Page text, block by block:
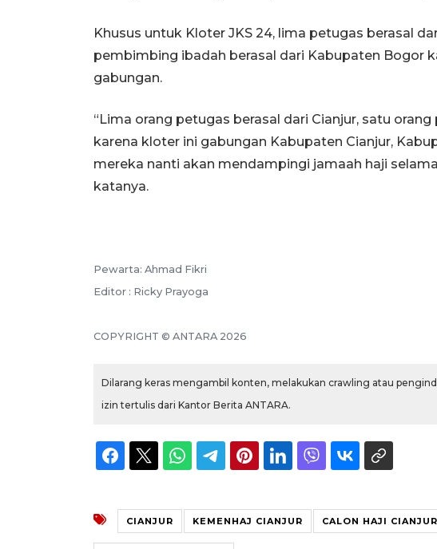
Khusus untuk Kloter JKS 24, lima petugas berasal
pembimbing ibadah berasal dari Kabupaten Bogor
gabungan.
“Lima orang petugas berasal dari Cianjur, satu
karena kloter ini gabungan Kabupaten Cianjur,
mereka nanti akan mendampingi jamaah haji
katanya.
Pewarta: Ahmad Fikri
Editor : Ricky Prayoga
COPYRIGHT © ANTARA 2026
Dilarang keras mengambil konten, melakukan crawling atau
izin tertulis dari Kantor Berita ANTARA.
CIANJUR KEMENHAJ CIANJUR CALON HAJI CIANJUR